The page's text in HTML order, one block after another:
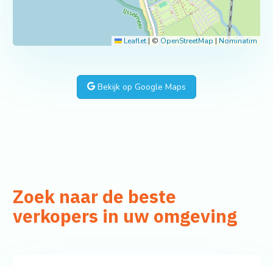
Leaflet | © OpenStreetMap | Nominatim
Bekijk op Google Maps
Zoek naar de beste
verkopers in uw omgeving